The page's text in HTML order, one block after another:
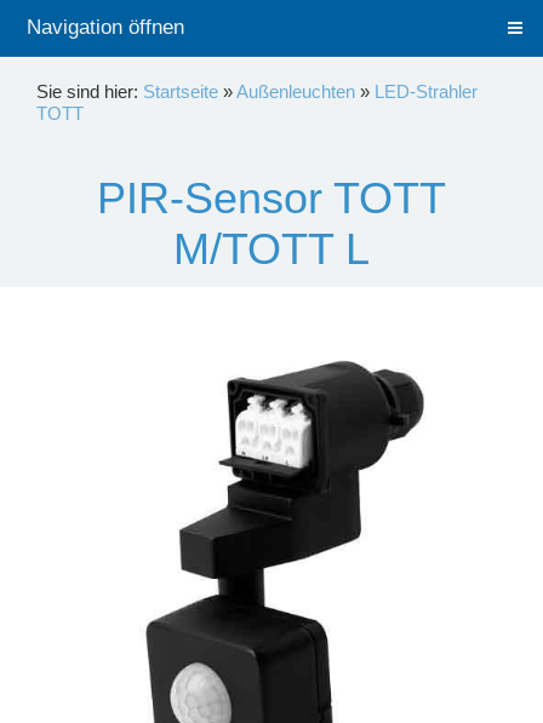
Navigation öffnen
Sie sind hier: Startseite »Außenleuchten » LED-Strahler
TOTT
PIR-Sensor TOTT
M/TOTT L